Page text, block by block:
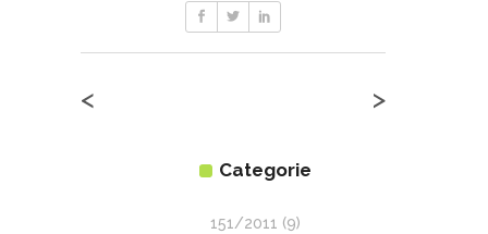
< >
Categorie
151/2011 (9)